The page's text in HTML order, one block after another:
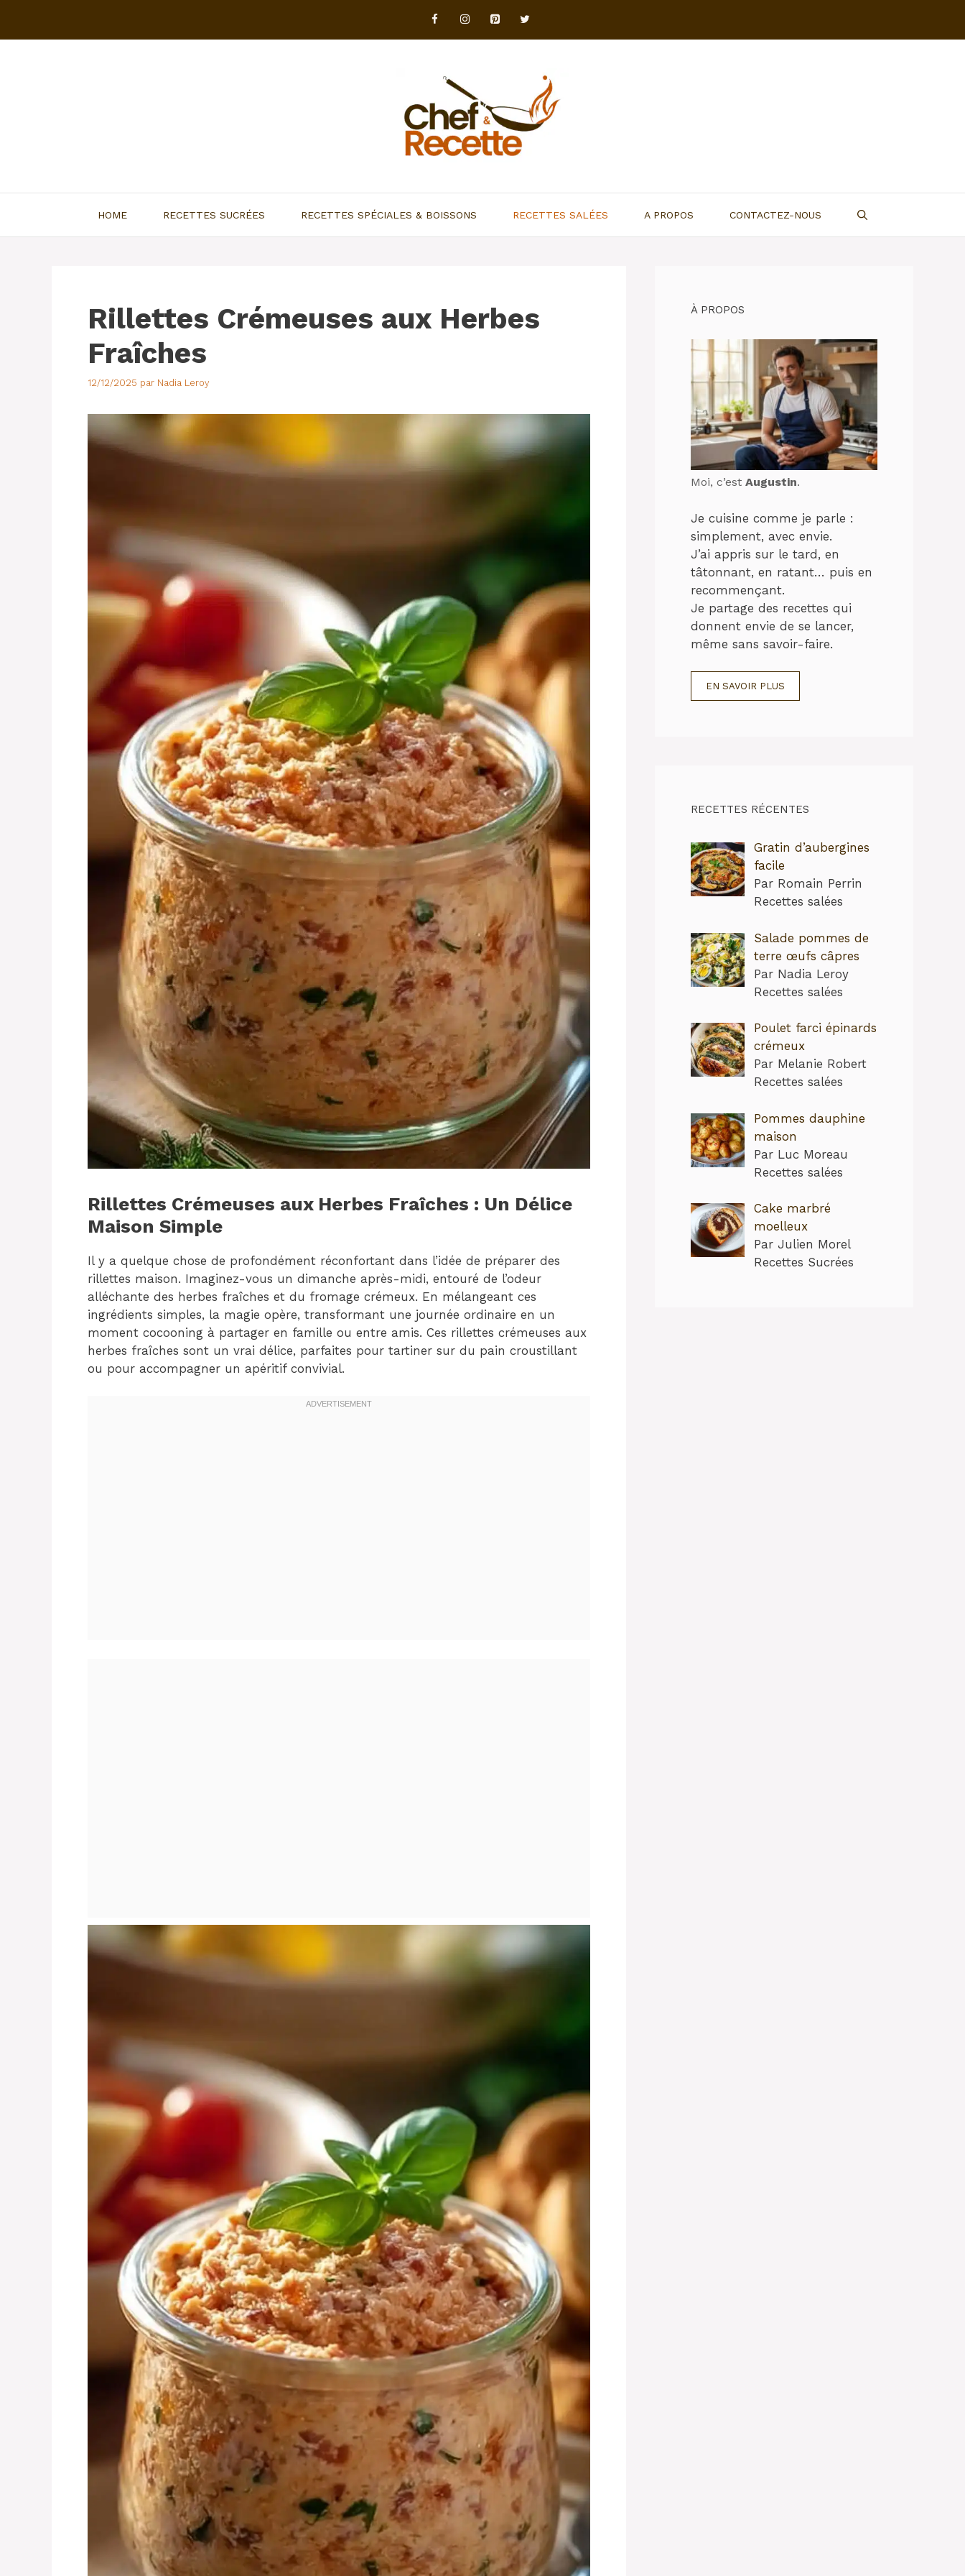
contenu
HOME RECETTES SUCRÉES RECETTES SPÉCIALES & BOISSONS RECETTES SALÉES A PROPOS CONTACTEZ-NOUS
Rillettes Crémeuses aux Herbes
Fraîches
12/12/2025 par Nadia Leroy
Rillettes Crémeuses aux Herbes Fraîches : Un Délice
Maison Simple
Il y a quelque chose de profondément réconfortant dans l’idée de préparer des
rillettes maison. Imaginez-vous un dimanche après-midi, entouré de l’odeur
alléchante des herbes fraîches et du fromage crémeux. En mélangeant ces
ingrédients simples, la magie opère, transformant une journée ordinaire en un
moment cocooning à partager en famille ou entre amis. Ces rillettes crémeuses aux
herbes fraîches sont un vrai délice, parfaites pour tartiner sur du pain croustillant
ou pour accompagner un apéritif convivial.
À PROPOS
Moi, c’est Augustin.
Je cuisine comme je parle :
simplement, avec envie.
J’ai appris sur le tard, en
tâtonnant, en ratant… puis en
recommençant.
Je partage des recettes qui
donnent envie de se lancer,
même sans savoir-faire.
EN SAVOIR PLUS
RECETTES RÉCENTES
Gratin d’aubergines
facile
Par Romain Perrin
Recettes salées
Salade pommes de
terre œufs câpres
Par Nadia Leroy
Recettes salées
Poulet farci épinards
crémeux
Par Melanie Robert
Recettes salées
Pommes dauphine
maison
Par Luc Moreau
Recettes salées
Cake marbré
moelleux
Par Julien Morel
Recettes Sucrées